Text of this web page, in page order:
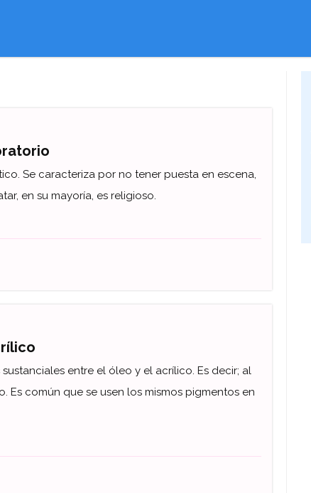
Se caracteriza por no tener puesta en escena,
en su mayoría, es religioso.
entre el óleo y el acrílico. Es decir; al
Es común que se usen los mismos pigmentos en